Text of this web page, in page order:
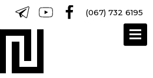
(067) 732 6195